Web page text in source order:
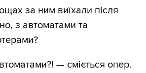
за ним виїхали після
з автоматами та
— сміється опер.